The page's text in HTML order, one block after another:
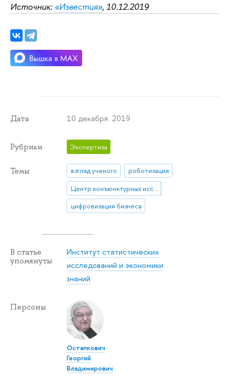
Источник: «Известия», 10.12.2019
Дата 10 декабря 2019
Рубрики Экспертиза
Темы взгляд ученого
роботизация
Центр конъюнктурных исследований
цифровизация бизнеса
В статье
упомянуты
Институт статистических
исследований и экономики
знаний
Персоны
Остапкович
Георгий
Владимирович